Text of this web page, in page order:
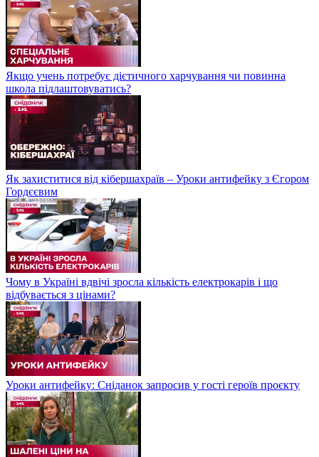
Якщо учень потребує дієтичного харчування чи повинна
школа підлаштовуватись?
Як захиститися від кібершахраїв – Уроки антифейку з Єгором
Гордєєвим
Чому в Україні вдвічі зросла кількість електрокарів і що
відбувається з цінами?
Уроки антифейку: Сніданок запросив у гості героїв проєкту